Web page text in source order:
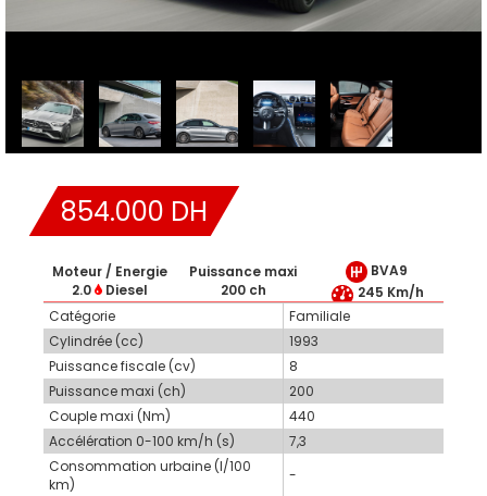
854.000 DH
Moteur / Energie
2.0
Diesel
Puissance maxi
200 ch
BVA9
245 Km/h
Catégorie
Familiale
Cylindrée (cc)
1993
Puissance fiscale (cv)
8
Puissance maxi (ch)
200
Couple maxi (Nm)
440
Accélération 0-100 km/h (s)
7,3
Consommation urbaine (l/100
km)
-